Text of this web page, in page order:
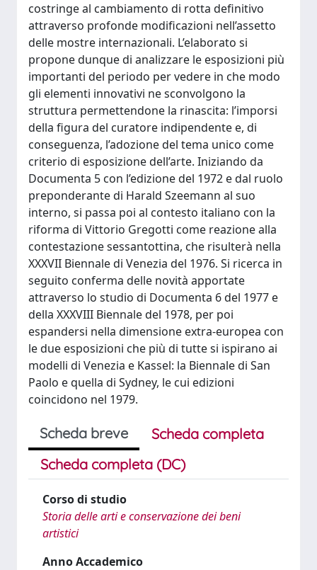
costringe al cambiamento di rotta definitivo
attraverso profonde modificazioni nell’assetto
delle mostre internazionali. L’elaborato si
propone dunque di analizzare le esposizioni più
importanti del periodo per vedere in che modo
gli elementi innovativi ne sconvolgono la
struttura permettendone la rinascita: l’imporsi
della figura del curatore indipendente e, di
conseguenza, l’adozione del tema unico come
criterio di esposizione dell’arte. Iniziando da
Documenta 5 con l’edizione del 1972 e dal ruolo
preponderante di Harald Szeemann al suo
interno, si passa poi al contesto italiano con la
riforma di Vittorio Gregotti come reazione alla
contestazione sessantottina, che risulterà nella
XXXVII Biennale di Venezia del 1976. Si ricerca in
seguito conferma delle novità apportate
attraverso lo studio di Documenta 6 del 1977 e
della XXXVIII Biennale del 1978, per poi
espandersi nella dimensione extra-europea con
le due esposizioni che più di tutte si ispirano ai
modelli di Venezia e Kassel: la Biennale di San
Paolo e quella di Sydney, le cui edizioni
coincidono nel 1979.
Scheda breve
Scheda completa
Scheda completa (DC)
Corso di studio
Storia delle arti e conservazione dei beni
artistici
Anno Accademico